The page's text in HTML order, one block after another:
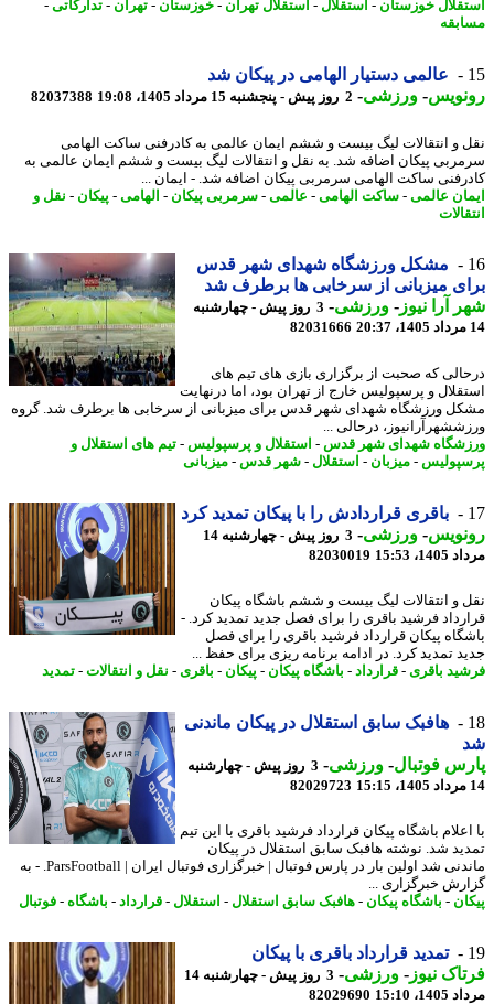
خوزستان-استقلال-استقلال تهران- خوزستان-تهران- تدارکاتی-
عالمی دستیار الهامی در پیکان شد
-ورزشی-2 روز پیش - پنجشنبه 15 مرداد 1405، 19:08 82037388
و انتقالات لیگ بیست و ششم ایمان عالمی به کادرفنی ساکت الهامی
پیکان اضافه شد. به نقل و انتقالات لیگ بیست و ششم ایمان عالمی به
ساکت الهامی سرمربی پیکان اضافه شد. - ایمان ...
عالمی-ساکت الهامی-عالمی-سرمربی پیکان-الهامی-پیکان-نقل و
مشکل ورزشگاه شهدای شهر قدس
میزبانی از سرخابی ها برطرف شد
آرا نیوز-ورزشی-
3 روز پیش - چهارشنبه
82031666
که صحبت از برگزاری بازی های تیم های
و پرسپولیس خارج از تهران بود، اما درنهایت
ورزشگاه شهدای شهر قدس برای میزبانی از سرخابی ها برطرف شد. گروه
درحالی ...
شهدای شهر قدس-استقلال و پرسپولیس-تیم های استقلال و
-میزبان-استقلال-شهر قدس-میزبانی
باقری قراردادش را با پیکان تمدید کرد
-ورزشی-
3 روز پیش - چهارشنبه 14
15:53
82030019
و انتقالات لیگ بیست و ششم باشگاه پیکان
فرشید باقری را برای فصل جدید تمدید کرد. -
پیکان قرارداد فرشید باقری را برای فصل
تمدید کرد. در ادامه برنامه ریزی برای حفظ ...
باقری- قرارداد -باشگاه پیکان-پیکان-باقری- نقل و انتقالات-تمدید
هافبک سابق استقلال در پیکان ماندنی
فوتبال-ورزشی-
3 روز پیش - چهارشنبه
82029723
باشگاه پیکان قرارداد فرشید باقری با این تیم
شد. نوشته هافبک سابق استقلال در پیکان
ماندنی شد اولین بار در پارس فوتبال | خبرگزاری فوتبال ایران | ParsFootball. - به
خبرگزاری ...
-باشگاه پیکان-هافبک سابق استقلال-استقلال-قرارداد -باشگاه-فوتبال
تمدید قرارداد باقری با پیکان
نیوز-ورزشی-
3 روز پیش - چهارشنبه 14
15:10
82029690